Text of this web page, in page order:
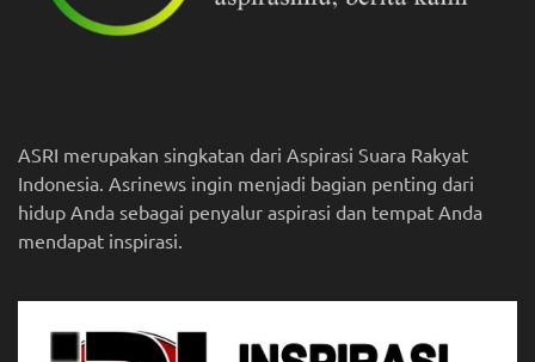
ASRI merupakan singkatan dari Aspirasi Suara Rakyat
Indonesia. Asrinews ingin menjadi bagian penting dari
hidup Anda sebagai penyalur aspirasi dan tempat Anda
mendapat inspirasi.